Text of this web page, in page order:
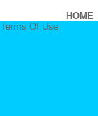
HOME
Terms Of Use